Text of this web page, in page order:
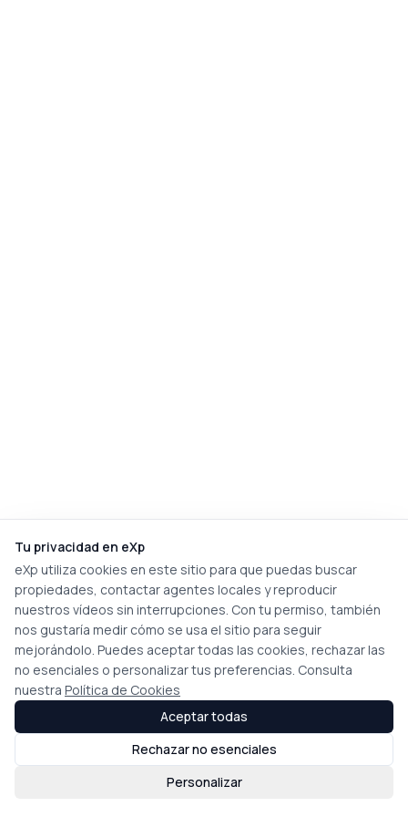
Tu privacidad en eXp
eXp utiliza cookies en este sitio para que puedas buscar
propiedades, contactar agentes locales y reproducir
nuestros vídeos sin interrupciones. Con tu permiso, también
nos gustaría medir cómo se usa el sitio para seguir
mejorándolo. Puedes aceptar todas las cookies, rechazar las
no esenciales o personalizar tus preferencias. Consulta
nuestra Política de Cookies
Personalizar
Rechazar no esenciales
Aceptar todas